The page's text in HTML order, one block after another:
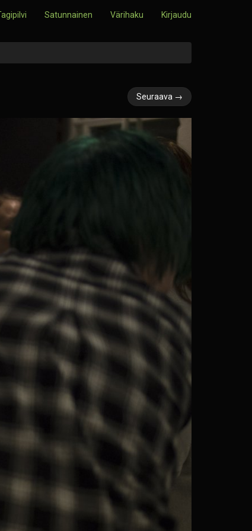
Satunnainen Värihaku Kirjaudu
Seuraava →